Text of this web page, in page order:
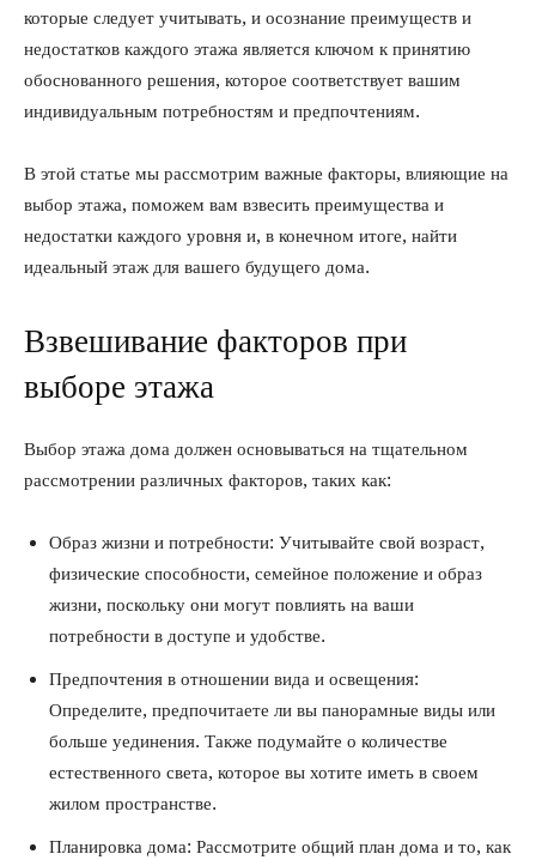
которые следует учитывать, и осознание преимуществ и
недостатков каждого этажа является ключом к принятию
обоснованного решения, которое соответствует вашим
индивидуальным потребностям и предпочтениям.
В этой статье мы рассмотрим важные факторы, влияющие на
выбор этажа, поможем вам взвесить преимущества и
недостатки каждого уровня и, в конечном итоге, найти
идеальный этаж для вашего будущего дома.
Взвешивание факторов при
выборе этажа
Выбор этажа дома должен основываться на тщательном
рассмотрении различных факторов, таких как:
Образ жизни и потребности: Учитывайте свой возраст,
физические способности, семейное положение и образ
жизни, поскольку они могут повлиять на ваши
потребности в доступе и удобстве.
Предпочтения в отношении вида и освещения:
Определите, предпочитаете ли вы панорамные виды или
больше уединения. Также подумайте о количестве
естественного света, которое вы хотите иметь в своем
жилом пространстве.
Планировка дома: Рассмотрите общий план дома и то, как